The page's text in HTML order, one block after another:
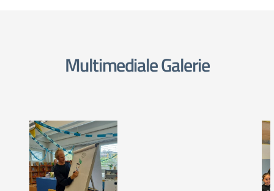
Multimediale Galerie